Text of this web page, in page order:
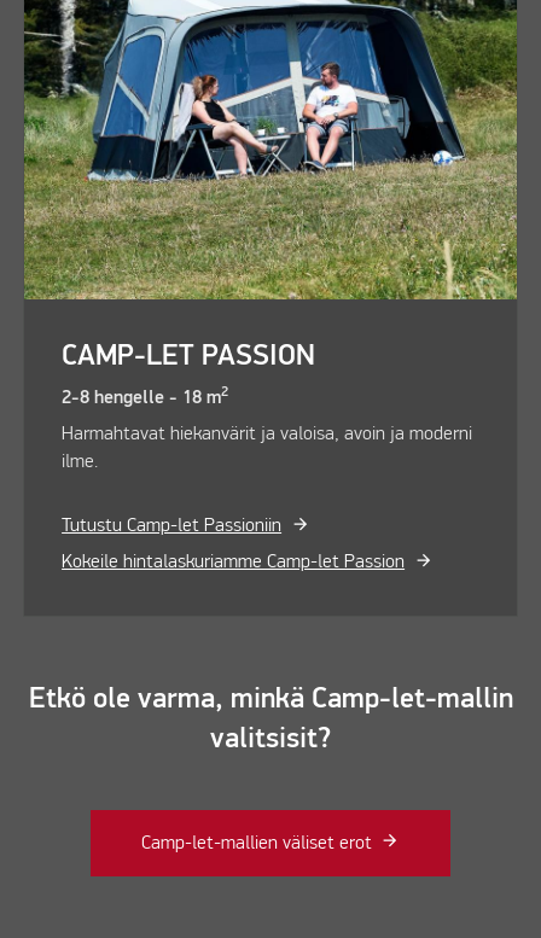
CAMP-LET PASSION
2-8 hengelle - 18 m2
Harmahtavat hiekanvärit ja valoisa, avoin ja moderni
ilme.
Tutustu Camp-let Passioniin
Kokeile hintalaskuriamme Camp-let Passion
Etkö ole varma, minkä Camp-let-mallin
valitsisit?
Camp-let-mallien väliset erot